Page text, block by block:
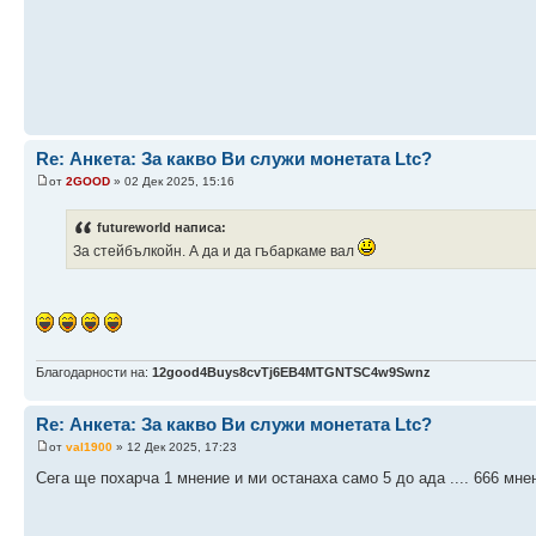
Re: Анкета: За какво Ви служи монетата Ltc?
от 2GOOD » 02 Дек 2025, 15:16
futureworld написа:
За стейбълкойн. А да и да гъбаркаме вал
Благодарности на: 12good4Buys8cvTj6EB4MTGNTSC4w9Swnz
Re: Анкета: За какво Ви служи монетата Ltc?
от val1900 » 12 Дек 2025, 17:23
Сега ще похарча 1 мнение и ми останаха само 5 до ада .... 666